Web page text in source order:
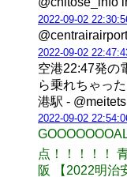
2022-09-02
2022-09-02
空港22:47発の
ら乗れちゃっ
港駅 -
2022-09-02
点！！！！！
阪 【2022明治